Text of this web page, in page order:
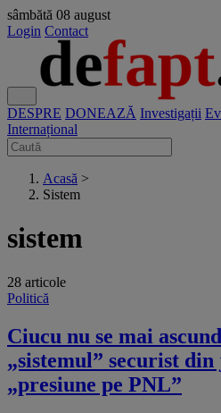
sâmbătă 08 august
Login Contact
DESPRE DONEAZĂ Investigații
Internațional
Acasă >
Sistem
sistem
28 articole
Politică
Ciucu nu se mai
„sistemul” securist
„presiune pe PNL”